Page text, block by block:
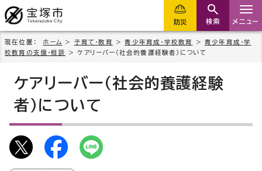
防災 検索 メニュー
現在位置： ホーム > 子育て・教育 >青少年育成・学校教育 >青少年育成・学
校教育の支援・相談
> ケアリーバー（社会的養護経験者）について
ケアリーバー（社会的養護経験
者）について